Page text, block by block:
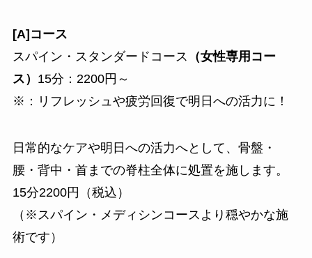
[A]コース
スパイン・スタンダードコース
（女性専用コー
ス） 15分：2200円～
※：リフレッシュや疲労回復で明日への活力に！
日常的なケアや明日への活力へとして、骨盤・
腰・背中・首までの脊柱全体に処置を施します。
15分2200円（税込）
（※スパイン・メディシンコースより穏やかな施
術です）